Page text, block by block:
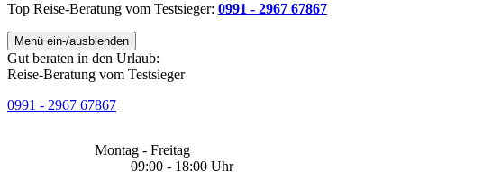
Top Reise-Beratung vom Testsieger: 0991 - 2967 67867
Menü ein-/ausblenden
Gut beraten in den Urlaub:
Reise-Beratung vom Testsieger
0991 - 2967 67867
Montag - Freitag
09:00 - 18:00 Uhr